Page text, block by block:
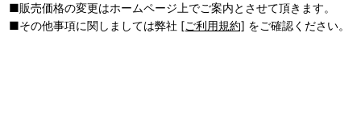
■販売価格の変更はホームページ上でご案内とさせて頂きます。
■その他事項に関しましては弊社 [ご利用規約] をご確認ください。